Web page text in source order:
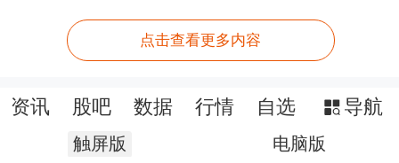
活性与周转效率，这使得短期闲置资金
能更快地捕捉其他短期投资机会，避免
了传统模式下资金在整个交易日的在途
占用。
点击查看更多内容
资讯 股吧 数据 行情 自选 导航
触屏版 电脑版